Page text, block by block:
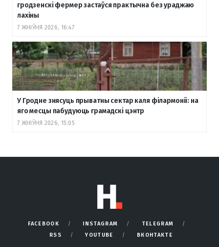
гродзенскі фермер застаўся практычна без ураджаю
лахіны
7 ЖНІЎНЯ 2026, 16:47
У Гродне знясуць прыватны сектар каля філармоніі: на
яго месцы пабудуюць грамадскі цэнтр
7 ЖНІЎНЯ 2026, 15:05
FACEBOOK INSTAGRAM
TELEGRAM
RSS
YOUTUBE ВКОНТАКТЕ